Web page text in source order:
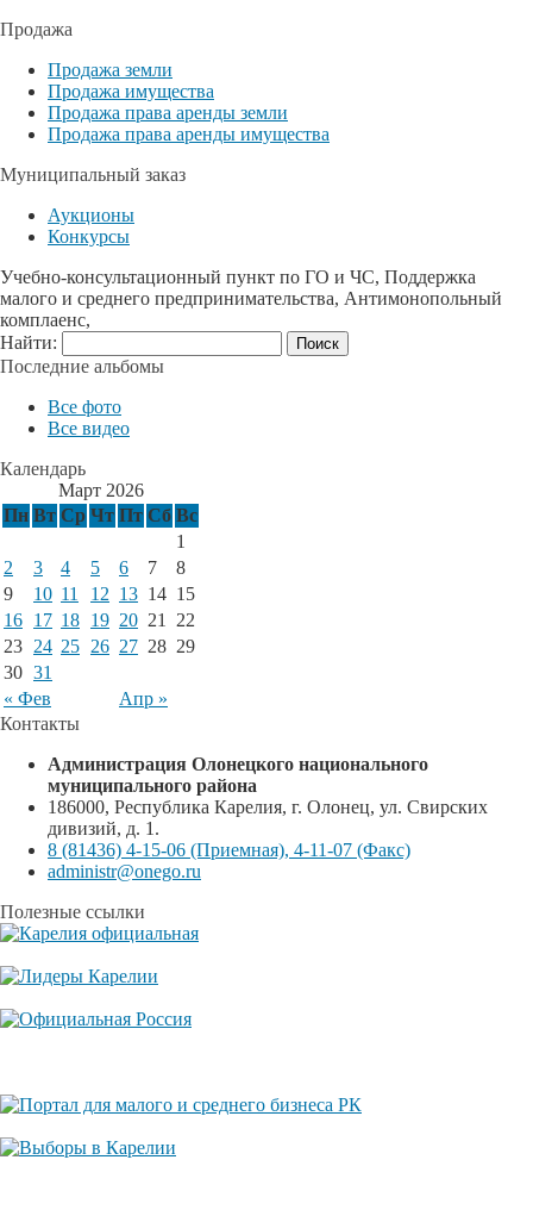
Продажа
Продажа земли
Продажа имущества
Продажа права аренды земли
Продажа права аренды имущества
Муниципальный заказ
Аукционы
Конкурсы
Учебно-консультационный пункт по ГО и ЧС, Поддержка
малого и среднего предпринимательства, Антимонопольный
комплаенс,
Найти:
Последние альбомы
Все фото
Все видео
Календарь
Март 2026
Пн Вт Ср Чт Пт Сб Вс
« Фев Апр »
1
2
3 4 5 6 7
8
9
10 11 12 13 14 15
16 17 18 19 20 21
22
23 24 25 26 27 28 29
30 31
Контакты
Администрация Олонецкого национального
муниципального района
186000, Республика Карелия, г. Олонец, ул. Свирских
дивизий, д. 1.
8 (81436) 4-15-06 (Приемная), 4-11-07 (Факс)
administr@onego.ru
Полезные ссылки